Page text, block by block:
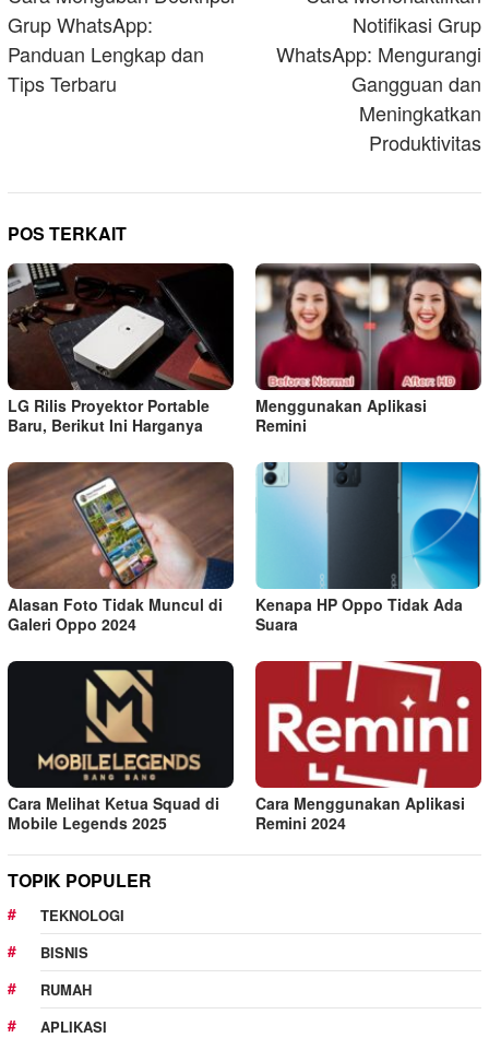
Grup WhatsApp:
Panduan Lengkap dan
Tips Terbaru
Notifikasi Grup
WhatsApp: Mengurangi
Gangguan dan
Meningkatkan
Produktivitas
POS TERKAIT
LG Rilis Proyektor Portable
Baru, Berikut Ini Harganya
Menggunakan Aplikasi
Remini
Alasan Foto Tidak Muncul di
Galeri Oppo 2024
Kenapa HP Oppo Tidak Ada
Suara
Cara Melihat Ketua Squad di
Mobile Legends 2025
Cara Menggunakan Aplikasi
Remini 2024
TOPIK POPULER
TEKNOLOGI
BISNIS
RUMAH
APLIKASI